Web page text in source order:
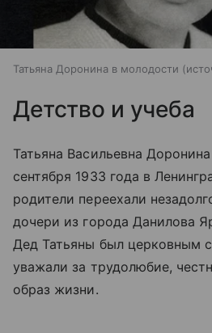
Татьяна Доронина в молодости
Детство и учеба
Татьяна Васильевна
сентября 1933 года в
родители переехали
дочери из города Данилова
Дед Татьяны был церковным
уважали за трудолюбие,
образ жизни.